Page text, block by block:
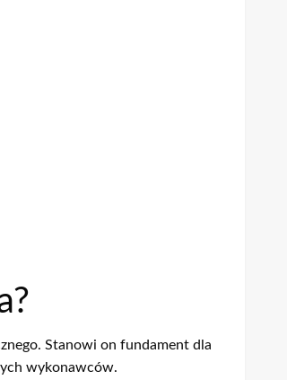
Stanowi on fundament dla
wykonawców.